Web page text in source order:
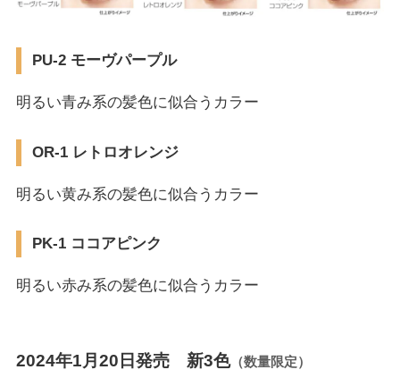
PU-2 モーヴパープル
明るい青み系の髪色に似合うカラー
OR-1 レトロオレンジ
明るい黄み系の髪色に似合うカラー
PK-1 ココアピンク
明るい赤み系の髪色に似合うカラー
2024年1月20日発売 新3色（数量限定）